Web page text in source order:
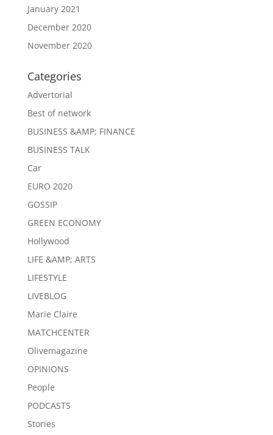
January 2021
December 2020
November 2020
Categories
Advertorial
Best of network
BUSINESS &AMP; FINANCE
BUSINESS TALK
Car
EURO 2020
GOSSIP
GREEN ECONOMY
Hollywood
LIFE &AMP; ARTS
LIFESTYLE
LIVEBLOG
Marie Claire
MATCHCENTER
Olivemagazine
OPINIONS
People
PODCASTS
Stories